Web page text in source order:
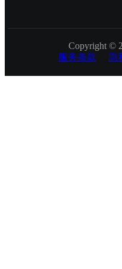
Copyright ©
服务条款
隐